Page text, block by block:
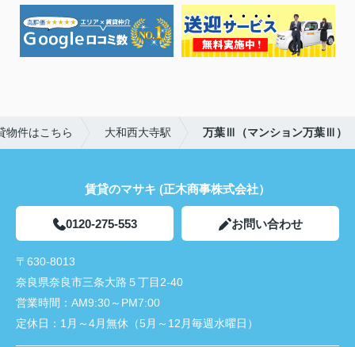
物件はこちら 大和西大寺駅 万葉Ⅲ（マンション万葉Ⅲ）
賃貸のマサキ (正木商事株式会社）
0120-275-553 お問い合わせ
〒630-8013
奈良県奈良市三条大路５丁目2-40
営業時間： AM9:30～PM7:00
定休日： 1月～4月無休（5月～12月毎週水曜日）